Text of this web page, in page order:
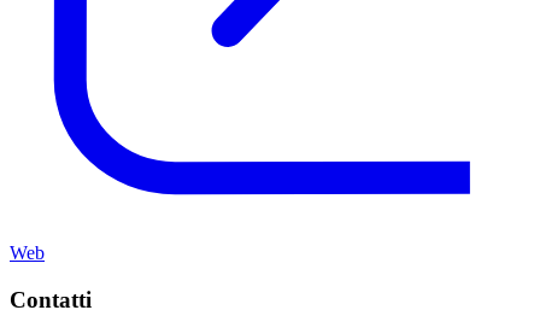
Web
Contatti